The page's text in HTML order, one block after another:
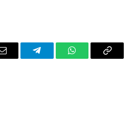
Email TelegramWhatsAppCopy